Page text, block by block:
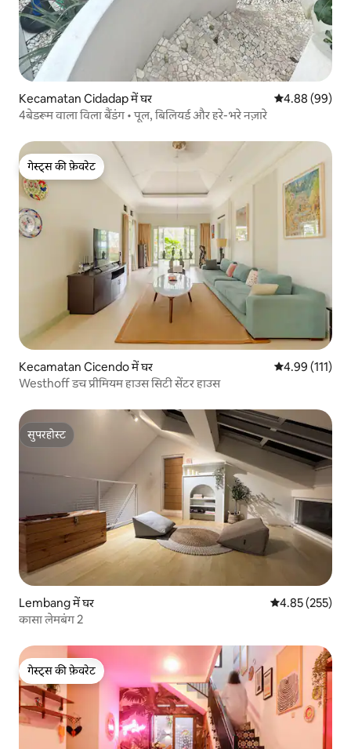
Kecamatan Cidadap में घर औसत रेटिंग 5 में
4.88 (99)
4बेडरूम वाला विला बैंडंग • पूल, बिलियर्ड और हरे-भरे नज़ारे
गेस्ट्स की फ़ेवरेट
गेस्ट्स की फ़ेवरेट
Kecamatan Cicendo में घर औसत रेटिंग 5 में से
4.99 (111)
Westhoff डच प्रीमियम हाउस सिटी सेंटर हाउस
सुपरहोस्ट
सुपरहोस्ट
Lembang में घर औसत रेटिंग 5 में से
4.85 (255)
कासा लेमबंग 2
गेस्ट्स की फ़ेवरेट
गेस्ट्स की फ़ेवरेट